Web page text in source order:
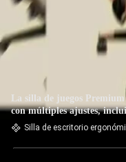
La silla de juegos
con múltiples ajustes,
el reposapiés.
Silla de escritorio